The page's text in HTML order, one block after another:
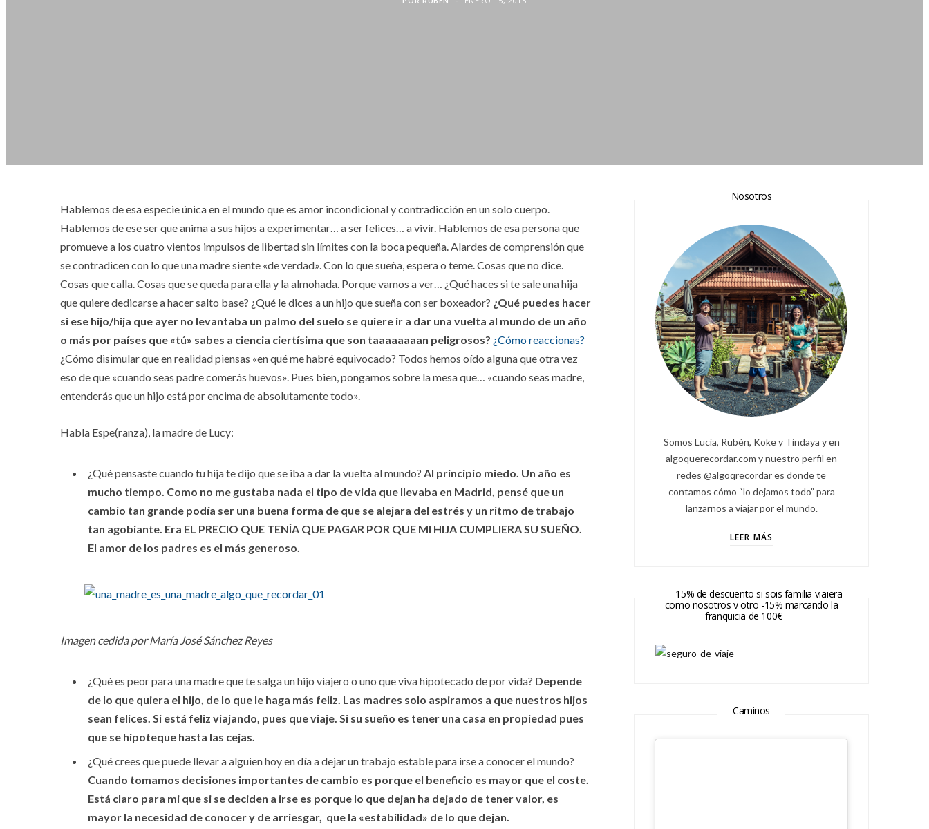
Hablemos de esa especie única en el mundo que es amor incondicional y contradicción en un solo cuerpo.
Hablemos de ese ser que anima a sus hijos a experimentar… a ser felices… a vivir. Hablemos de esa persona que
promueve a los cuatro vientos impulsos de libertad sin límites con la boca pequeña. Alardes de comprensión que
se contradicen con lo que una madre siente «de verdad». Con lo que sueña, espera o teme. Cosas que no dice.
Cosas que calla. Cosas que se queda para ella y la almohada. Porque vamos a ver… ¿Qué haces si te sale una hija
que quiere dedicarse a hacer salto base? ¿Qué le dices a un hijo que sueña con ser boxeador? ¿Qué puedes hacer
si ese hijo/hija que ayer no levantaba un palmo del suelo se quiere ir a dar una vuelta al mundo de un año
o más por países que «tú» sabes a ciencia ciertísima que son taaaaaaaan peligrosos? ¿Cómo reaccionas?
¿Cómo disimular que en realidad piensas «en qué me habré equivocado? Todos hemos oído alguna que otra vez
eso de que «cuando seas padre comerás huevos». Pues bien, pongamos sobre la mesa que… «cuando seas madre,
entenderás que un hijo está por encima de absolutamente todo».
Habla Espe(ranza), la madre de Lucy:
¿Qué pensaste cuando tu hija te dijo que se iba a dar la vuelta al mundo? Al principio miedo. Un año es
mucho tiempo. Como no me gustaba nada el tipo de vida que llevaba en Madrid, pensé que un
cambio tan grande podía ser una buena forma de que se alejara del estrés y un ritmo de trabajo
tan agobiante. Era EL PRECIO QUE TENÍA QUE PAGAR POR QUE MI HIJA CUMPLIERA SU SUEÑO.
El amor de los padres es el más generoso.
Imagen cedida por María José Sánchez Reyes
¿Qué es peor para una madre que te salga un hijo viajero o uno que viva hipotecado de por vida? Depende
de lo que quiera el hijo, de lo que le haga más feliz. Las madres solo aspiramos a que nuestros hijos
sean felices. Si está feliz viajando, pues que viaje. Si su sueño es tener una casa en propiedad pues
que se hipoteque hasta las cejas.
¿Qué crees que puede llevar a alguien hoy en día a dejar un trabajo estable para irse a conocer el mundo?
Cuando tomamos decisiones importantes de cambio es porque el beneficio es mayor que el coste.
Está claro para mi que si se deciden a irse es porque lo que dejan ha dejado de tener valor, es
mayor la necesidad de conocer y de arriesgar, que la «estabilidad» de lo que dejan.
Nosotros
Somos Lucía, Rubén, Koke y Tindaya y en
algoquerecordar.com y nuestro perfil en
redes @algoqrecordar es donde te
contamos cómo “lo dejamos todo” para
lanzarnos a viajar por el mundo.
LEER MÁS
15% de descuento si sois familia viajera
como nosotros y otro -15% marcando la
franquicia de 100€
Caminos